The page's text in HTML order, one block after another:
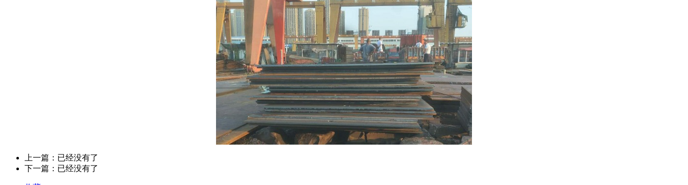
上一篇：已经没有了
下一篇：已经没有了